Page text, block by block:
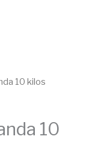
10 kilos
10